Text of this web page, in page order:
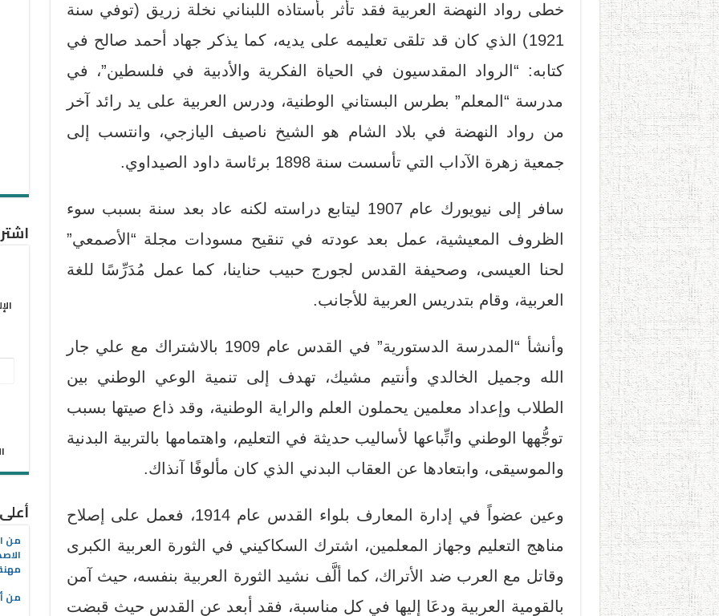
خطى رواد النهضة العربية فقد تأثر بأستاذه اللبناني نخلة زريق (توفي سنة
1921) الذي كان قد تلقى تعليمه على يديه، كما يذكر جهاد أحمد صالح في
كتابه: “الرواد المقدسيون في الحياة الفكرية والأدبية في فلسطين”، في
مدرسة “المعلم” بطرس البستاني الوطنية، ودرس العربية على يد رائد آخر
من رواد النهضة في بلاد الشام هو الشيخ ناصيف اليازجي، وانتسب إلى
جمعية زهرة الآداب التي تأسست سنة 1898 برئاسة داود الصيداوي.
سافر إلى نيويورك عام 1907 ليتابع دراسته لكنه عاد بعد سنة بسبب سوء
الظروف المعيشية، عمل بعد عودته في تنقيح مسودات مجلة “الأصمعي”
لحنا العيسى، وصحيفة القدس لجورج حبيب حناينا، كما عمل مُدَرِّسًا للغة
العربية، وقام بتدريس العربية للأجانب.
وأنشأ “المدرسة الدستورية” في القدس عام 1909 بالاشتراك مع علي جار
الله وجميل الخالدي وأنتيم مشيك، تهدف إلى تنمية الوعي الوطني بين
الطلاب وإعداد معلمين يحملون العلم والراية الوطنية، وقد ذاع صيتها بسبب
توجُّهها الوطني واتِّباعها لأساليب حديثة في التعليم، واهتمامها بالتربية البدنية
والموسيقى، وابتعادها عن العقاب البدني الذي كان مألوفًا آنذاك.
وعين عضواً في إدارة المعارف بلواء القدس عام 1914، فعمل على إصلاح
مناهج التعليم وجهاز المعلمين، اشترك السكاكيني في الثورة العربية الكبرى
وقاتل مع العرب ضد الأتراك، كما ألَّف نشيد الثورة العربية بنفسه، حيث آمن
بالقومية العربية ودعَا إليها في كل مناسبة، فقد أبعد عن القدس حيث قبضت
من
من